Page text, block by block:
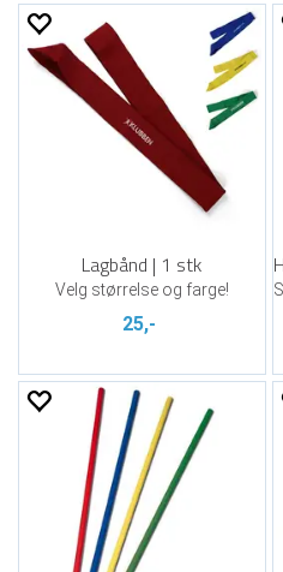
Lagbånd | 1 stk
Velg størrelse og farge!
25,-